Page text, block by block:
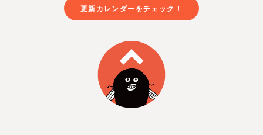
更新カレンダーをチェック！